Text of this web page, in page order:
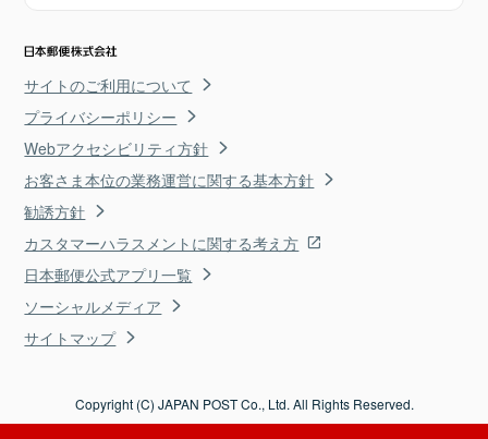
サイトのご利用について
プライバシーポリシー
Webアクセシビリティ方針
お客さま本位の業務運営に関する基本方針
勧誘方針
カスタマーハラスメントに関する考え方
日本郵便公式アプリ一覧
ソーシャルメディア
サイトマップ
Copyright (C) JAPAN POST Co., Ltd. All Rights Reserved.